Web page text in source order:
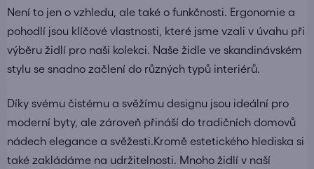
Není to jen o vzhledu, ale také o funkčnosti. Ergonomie a
pohodlí jsou klíčové vlastnosti, které jsme vzali v úvahu při
výběru židlí pro naši kolekci. Naše židle ve skandinávském
stylu se snadno začlení do různých typů interiérů.
Díky svému čistému a svěžímu designu jsou ideální pro
moderní byty, ale zároveň přináší do tradičních domovů
nádech elegance a svěžesti.Kromě estetického hlediska si
také zakládáme na udržitelnosti. Mnoho židlí v naší